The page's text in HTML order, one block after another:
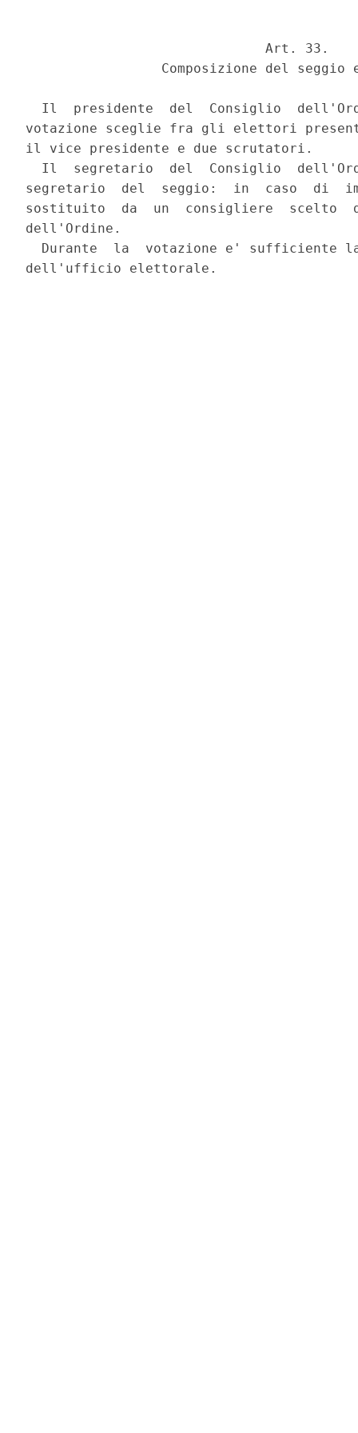
                              Art. 33.
Composizione del seggio
Il  presidente  del  Consiglio
votazione sceglie fra gli elettori
il vice presidente e due scrutatori.
Il  segretario  del  Consiglio
segretario  del  seggio:  in  caso  di
sostituito  da  un  consigliere  scelto
dell'Ordine.
Durante  la  votazione e' sufficiente